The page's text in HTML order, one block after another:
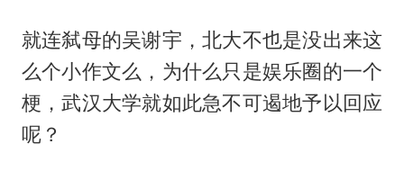
就连弑母的吴谢宇，北大不也是没出来这
么个小作文么，为什么只是娱乐圈的一个
梗，武汉大学就如此急不可遏地予以回应
呢？